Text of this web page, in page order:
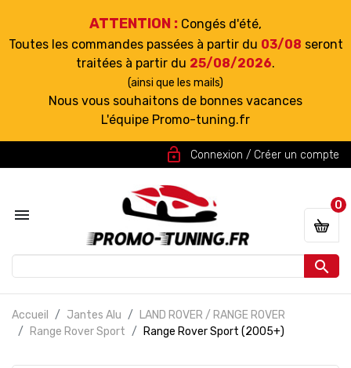
ATTENTION : Congés d'été,
Toutes les commandes passées à partir du 03/08 seront
traitées à partir du 25/08/2026.
(ainsi que les mails)
Nous vous souhaitons de bonnes vacances
L'équipe Promo-tuning.fr
lock_open Connexion / Créer un compte


0
Accueil Jantes Alu
LAND ROVER / RANGE ROVER
Range Rover Sport
Range Rover Sport (2005+)